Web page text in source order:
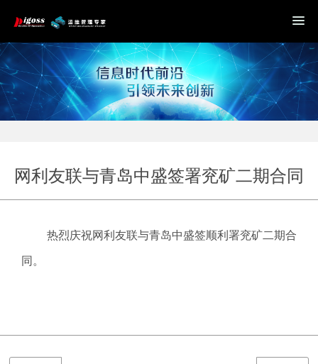
网利友联与青岛中盛签署兖矿二期合同
热烈庆祝网利友联与青岛中盛签顺利署兖矿二期合
同。